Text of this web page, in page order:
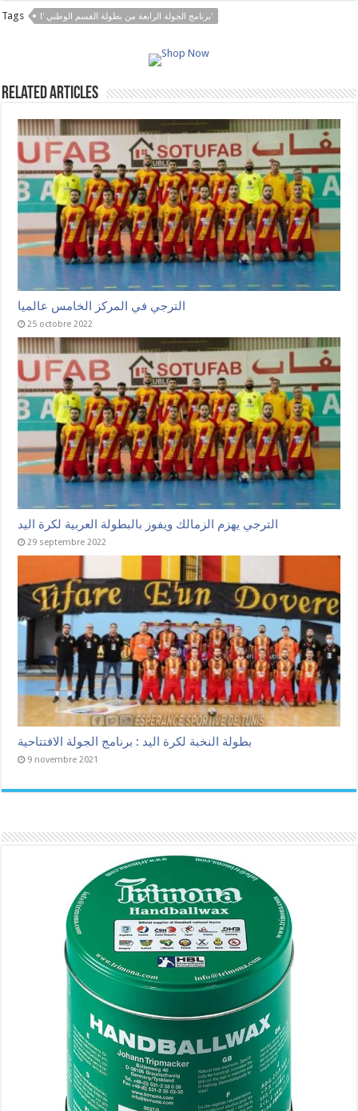
Tags برنامج الجولة الرابعة من بطولة القسم الوطني 'ا'
Related Articles
الترجي في المركز الخامس عالميا
25 octobre 2022
الترجي يهزم الزمالك ويفوز بالبطولة العربية لكرة اليد
29 septembre 2022
بطولة النخبة لكرة اليد : برنامج الجولة الافتتاحية
9 novembre 2021